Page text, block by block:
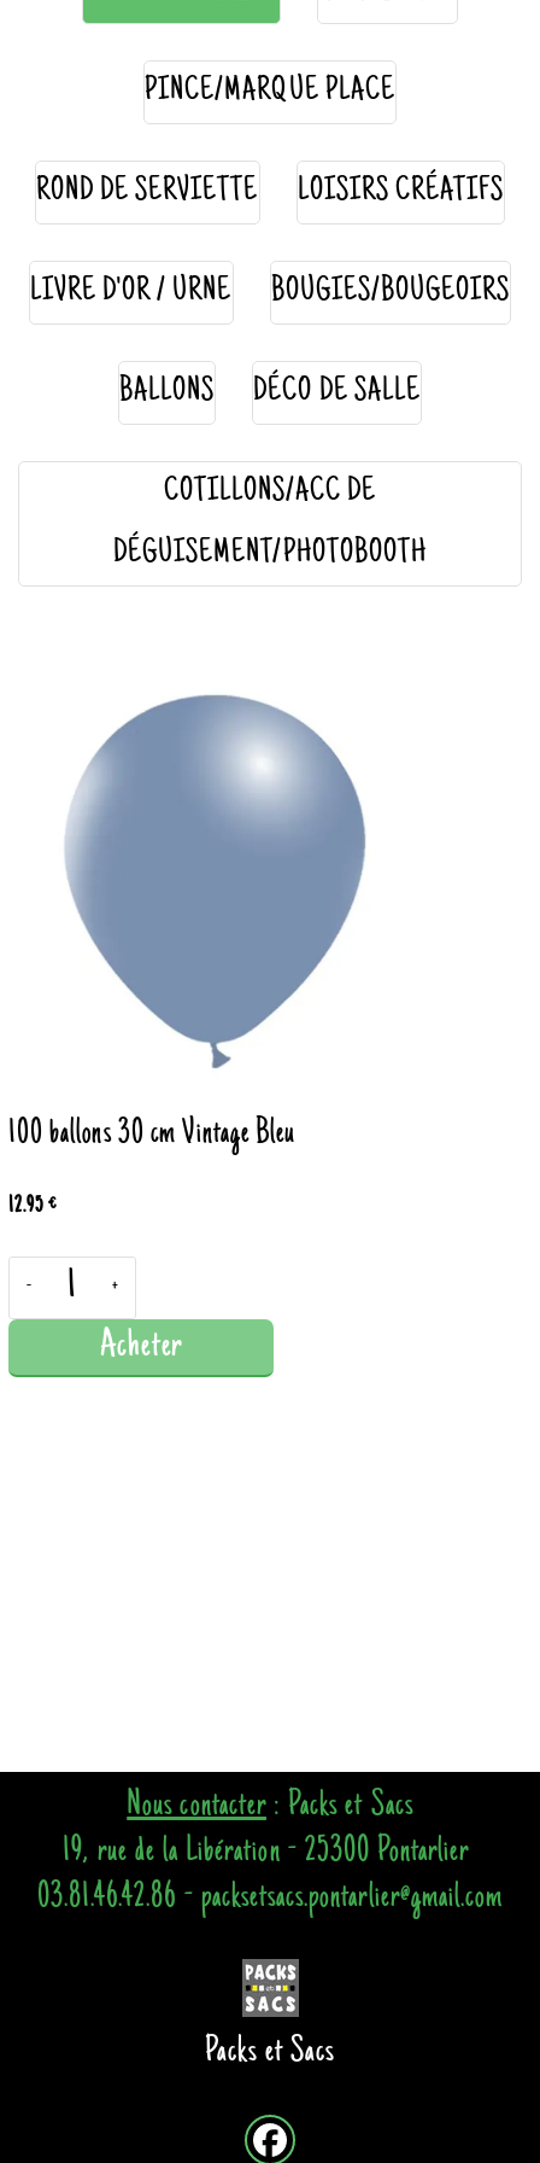
PINCE/MARQUE PLACE
ROND DE SERVIETTE LOISIRS CRÉATIFS
LIVRE D'OR / URNE BOUGIES/BOUGEOIRS
BALLONS DÉCO DE SALLE
COTILLONS/ACC DE
DÉGUISEMENT/PHOTOBOOTH
100 ballons 30 cm Vintage Bleu
12.95 €
- +
Acheter
Nous contacter: Packs et Sacs
19, rue de la Libération - 25300 Pontarlier
03.81.46.42.86 - packsetsacs.pontarlier@gmail.com
Packs et Sacs